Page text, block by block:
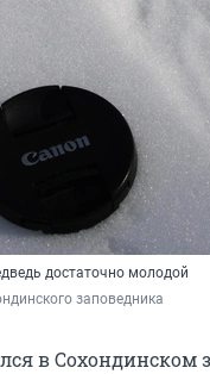
достаточно молодой
заповедника
в Сохондинском